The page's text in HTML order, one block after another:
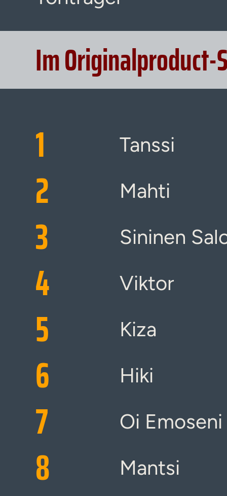
Im
1 Tanssi
2 Mahti
3 Sininen
4 Viktor
5 Kiza
6 Hiki
7 Oi Emoseni
8 Mantsi